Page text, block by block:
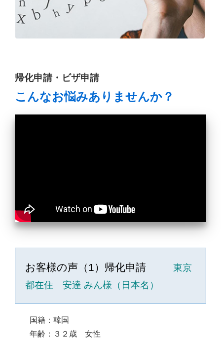
帰化申請・ビザ申請
こんなお悩みありませんか？
お客様の声（1）帰化申請
東京
都在住 安達 みん様（日本名）
国籍：韓国
年齢：３２歳 女性